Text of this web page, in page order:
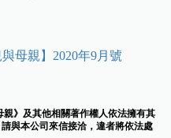
與母親】2020年9月號
》及其他相關著作權人依法擁有其
與本公司來信接洽，違者將依法處